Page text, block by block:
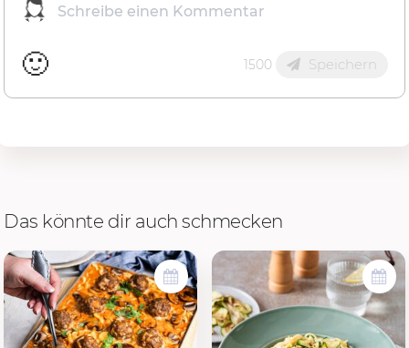
🙂 1500 Speichern
Das könnte dir auch schmecken